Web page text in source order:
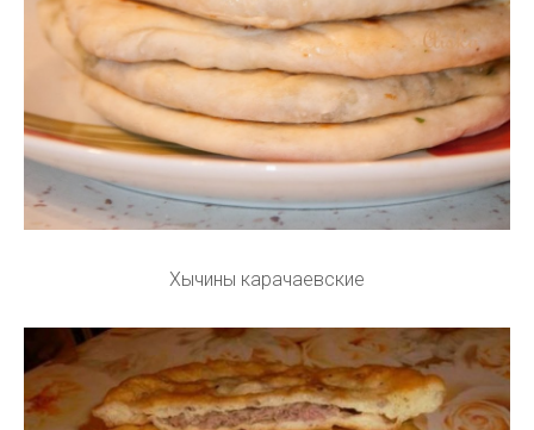
Хычины карачаевские